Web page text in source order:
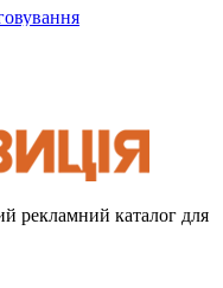
рекламний каталог для